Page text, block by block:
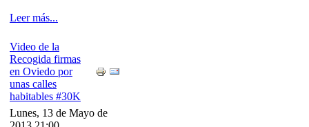
Leer más...
Video de la
Recogida firmas
en Oviedo por
unas calles
habitables #30K
Lunes, 13 de Mayo de